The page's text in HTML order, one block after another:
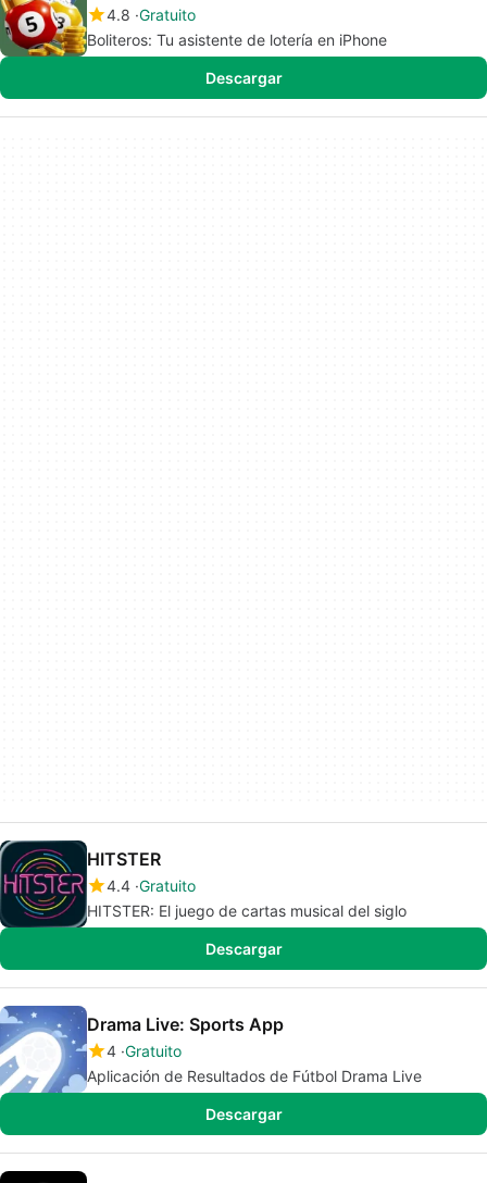
4.8 Gratuito
Boliteros: Tu asistente de lotería en iPhone
Descargar
HITSTER
4.4 Gratuito
HITSTER: El juego de cartas musical del siglo
Descargar
Drama Live: Sports App
4 Gratuito
Aplicación de Resultados de Fútbol Drama Live
Descargar